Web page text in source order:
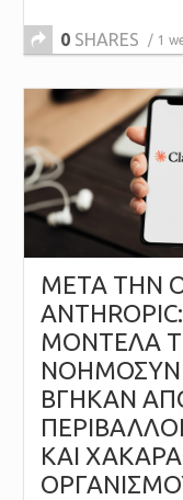
0 SHARES 1
ΜΕΤΑ ΤΗΝ
ΜΟΝΤΕΛΑ
ΒΓΗΚΑΝ
ΚΑΙ